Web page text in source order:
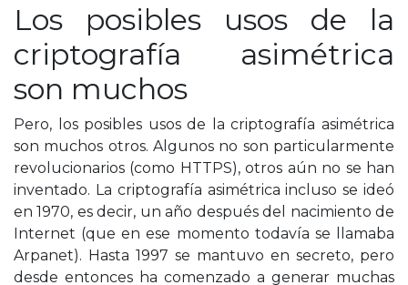
Los posibles usos de la
criptografía asimétrica
son muchos
Pero, los posibles usos de la criptografía asimétrica
son muchos otros. Algunos no son particularmente
revolucionarios (como HTTPS), otros aún no se han
inventado. La criptografía asimétrica incluso se ideó
en 1970, es decir, un año después del nacimiento de
Internet (que en ese momento todavía se llamaba
Arpanet). Hasta 1997 se mantuvo en secreto, pero
desde entonces ha comenzado a generar muchas